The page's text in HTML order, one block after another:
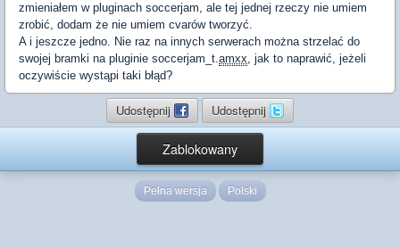
zmieniałem w pluginach soccerjam, ale tej jednej rzeczy nie umiem
zrobić, dodam że nie umiem cvarów tworzyć.
A i jeszcze jedno. Nie raz na innych serwerach można strzelać do
swojej bramki na pluginie soccerjam_t.amxx, jak to naprawić, jeżeli
oczywiście wystąpi taki błąd?
Udostępnij Udostępnij
Zablokowany
Pełna wersja Polski